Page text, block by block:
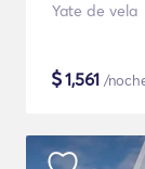
Yate de vela
$1,561 /